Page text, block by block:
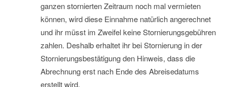
ganzen stornierten Zeitraum noch mal vermieten
können, wird diese Einnahme natürlich angerechnet
und ihr müsst im Zweifel keine Stornierungsgebühren
zahlen. Deshalb erhaltet ihr bei Stornierung in der
Stornierungsbestätigung den Hinweis, dass die
Abrechnung erst nach Ende des Abreisedatums
erstellt wird.